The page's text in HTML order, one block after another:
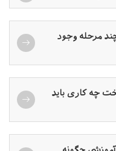
مرحله وجود
چه کاری باید